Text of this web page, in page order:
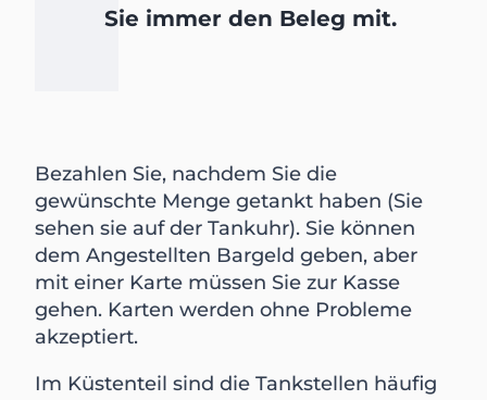
Sie immer den Beleg mit.
Bezahlen Sie, nachdem Sie die
gewünschte Menge getankt haben (Sie
sehen sie auf der Tankuhr). Sie können
dem Angestellten Bargeld geben, aber
mit einer Karte müssen Sie zur Kasse
gehen. Karten werden ohne Probleme
akzeptiert.
Im Küstenteil sind die Tankstellen häufig